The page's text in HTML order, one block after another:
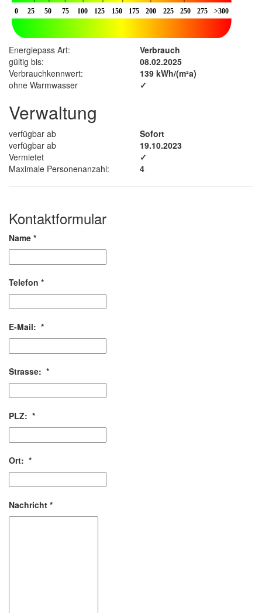
Energiepass Art:
Verbrauch
gültig bis:
08.02.2025
Verbrauchkennwert:
139 kWh/(m²a)
ohne Warmwasser
✓
Verwaltung
verfügbar ab
Sofort
verfügbar ab
19.10.2023
Vermietet
✓
Maximale Personenanzahl:
4
Kontaktformular
Name *
Telefon *
E-Mail: *
Strasse: *
PLZ: *
Ort: *
Nachricht *